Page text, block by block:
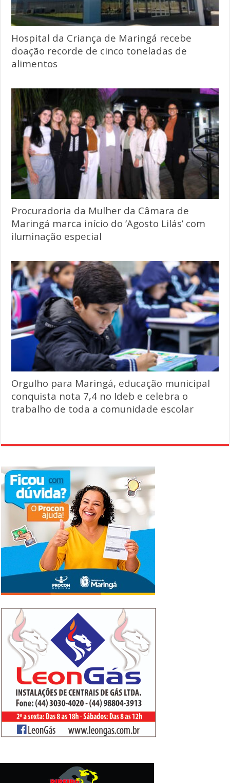
Hospital da Criança de Maringá recebe
doação recorde de cinco toneladas de
alimentos
Procuradoria da Mulher da Câmara de
Maringá marca início do ‘Agosto Lilás’ com
iluminação especial
Orgulho para Maringá, educação municipal
conquista nota 7,4 no Ideb e celebra o
trabalho de toda a comunidade escolar